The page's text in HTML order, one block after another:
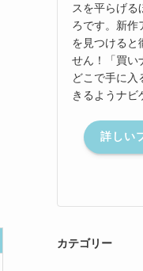
スを平らげる
ろです。新作
を見つけると
せん！「買い
どこで手に入
きるようナビ
詳しい
カテゴリー